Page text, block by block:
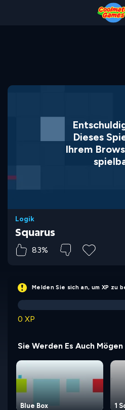
Dieses
Ihrem
Logik
Squarus
83%
Melden Sie sich an, um XP zu
0 XP
Sie Werden Es Auch Mögen
Blue Box 1